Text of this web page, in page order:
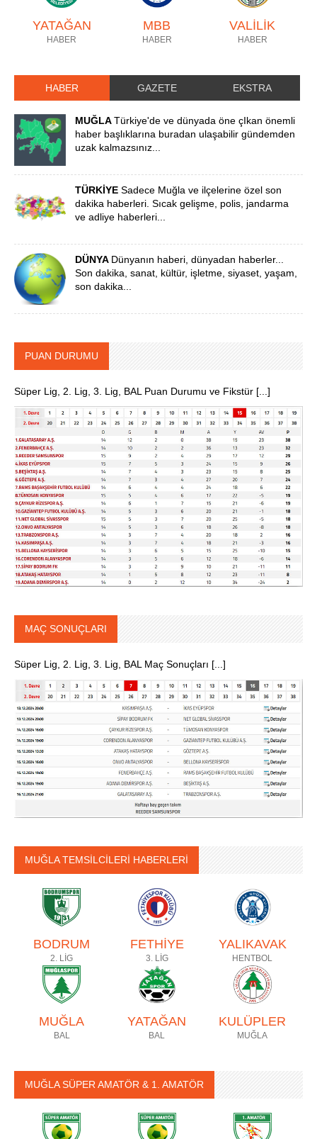
YATAĞAN
HABER
MBB
HABER
VALİLİK
HABER
HABER GAZETE EKSTRA
MUĞLATürkiye'de ve dünyada öne çIkan önemli
haber başlıklarına buradan ulaşabilir gündemden
uzak kalmazsınız...
TÜRKİYESadece Muğla ve ilçelerine özel son
dakika haberleri. Sıcak gelişme, polis, jandarma
ve adliye haberleri...
DÜNYA Dünyanın haberi, dünyadan haberler...
Son dakika, sanat, kültür, işletme, siyaset, yaşam,
son dakika...
PUAN DURUMU
Süper Lig, 2. Lig, 3. Lig, BAL Puan Durumu ve Fikstür [...]
MAÇ SONUÇLARI
Süper Lig, 2. Lig, 3. Lig, BAL Maç Sonuçları [...]
MUĞLA TEMSİLCİLERİ HABERLERİ
BODRUM
2. LİG
FETHİYE
3. LİG
YALIKAVAK
HENTBOL
MUĞLA
BAL
YATAĞAN
BAL
KULÜPLER
MUĞLA
MUĞLA SÜPER AMATÖR & 1. AMATÖR